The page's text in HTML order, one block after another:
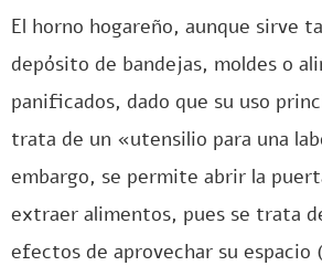
El horno hogareño, aunque sirve
depósito de bandejas, moldes o
panificados, dado que su uso
trata de un «utensilio para una
embargo, se permite abrir la
extraer alimentos, pues se trata
efectos de aprovechar su